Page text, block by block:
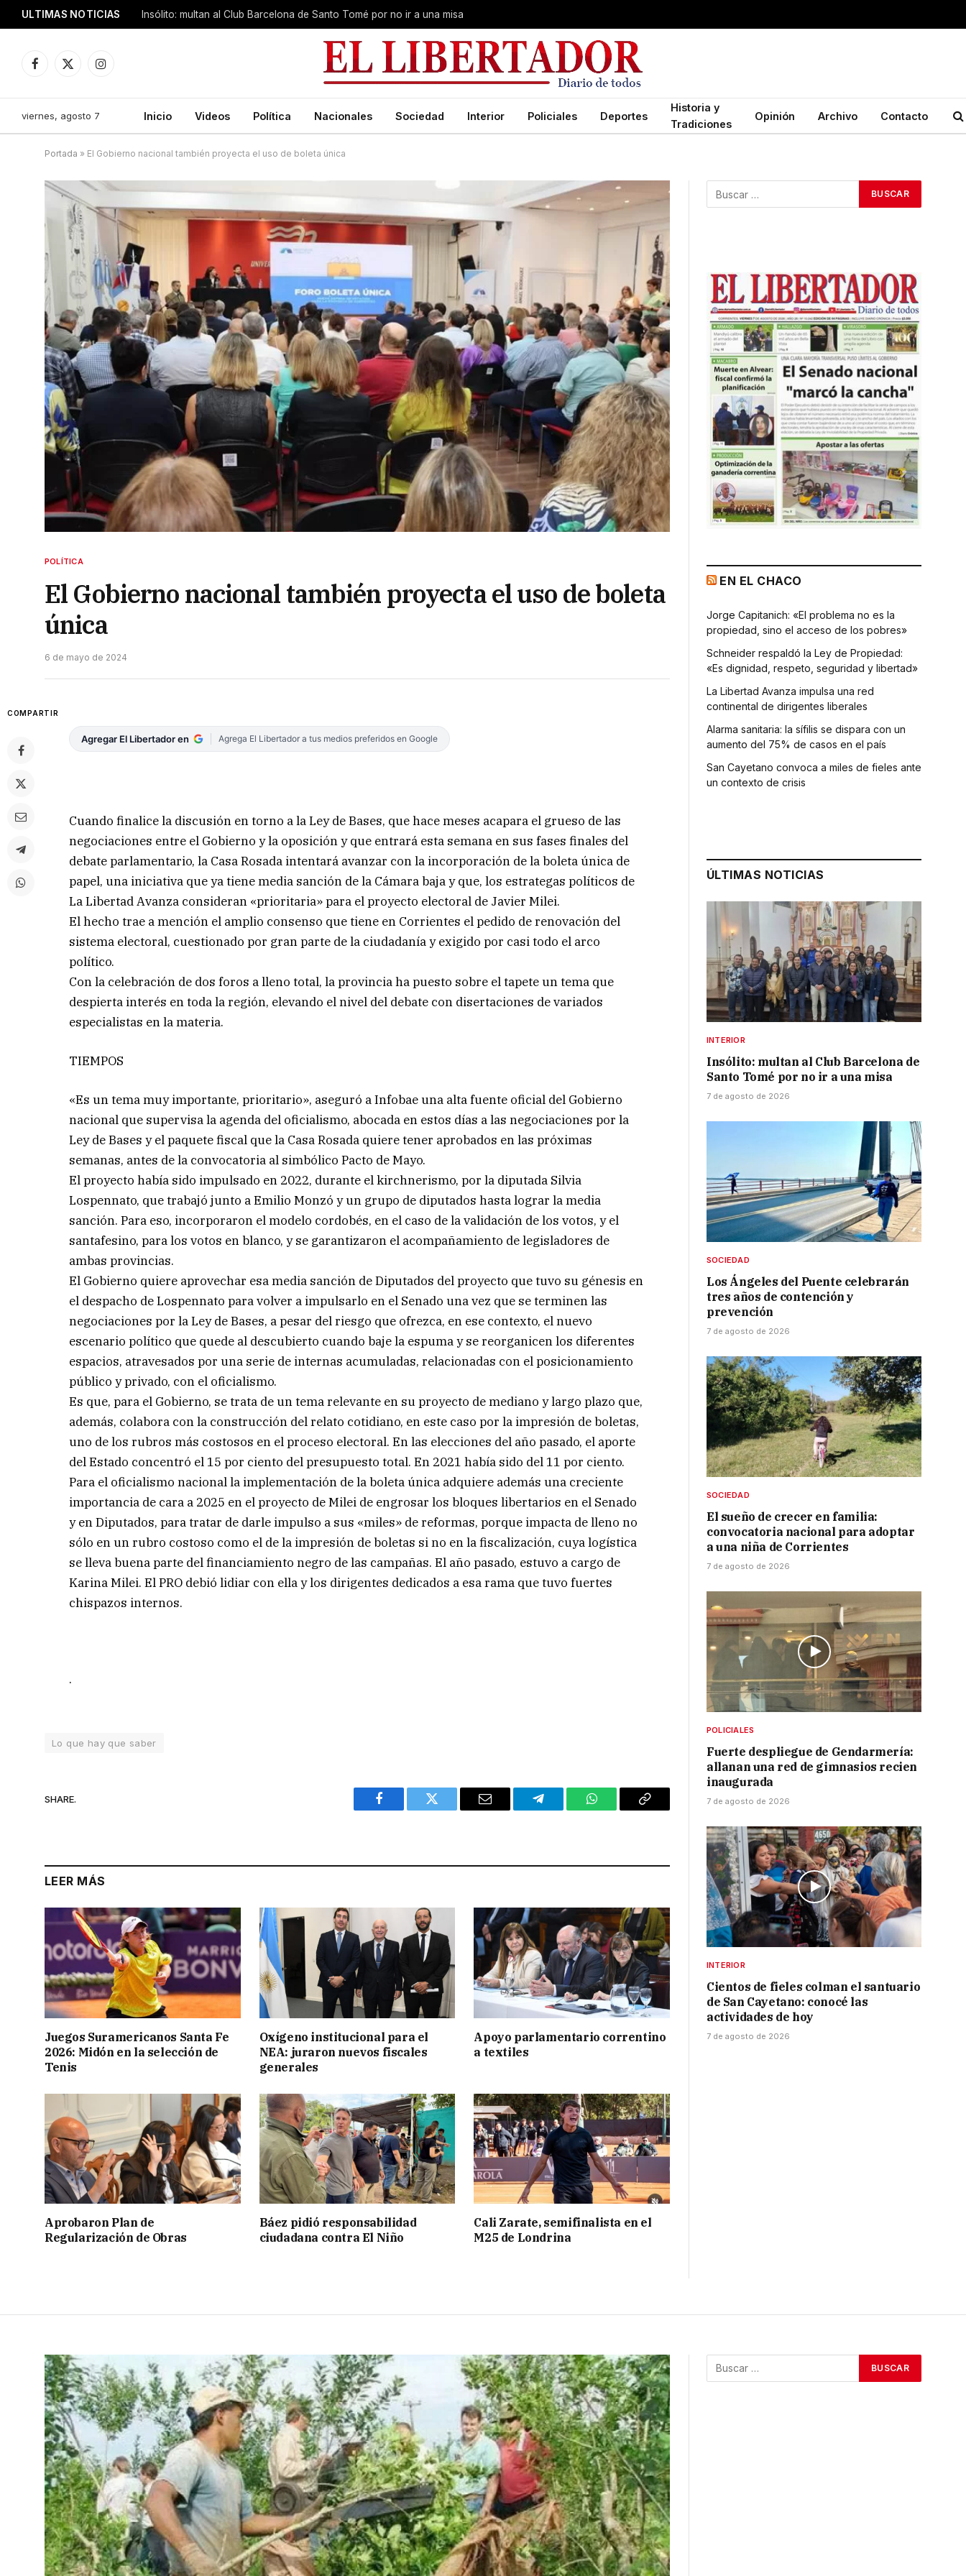
ULTIMAS NOTICIAS Insólito: multan al Club Barcelona de Santo Tomé por no ir a una misa
Facebook
X
Instagram
viernes, agosto 7 Inicio Videos Política Nacionales Sociedad Interior Policiales Deportes
Historia y
Tradiciones
Opinión Archivo Contacto
Portada » El Gobierno nacional también proyecta el uso de boleta única
POLÍTICA
El Gobierno nacional también proyecta el uso de boleta
única
6 de mayo de 2024
COMPARTIR
Agregar El Libertador en Agrega El Libertador a tus medios preferidos en Google
Cuando finalice la discusión en torno a la Ley de Bases, que hace meses acapara el grueso de las
negociaciones entre el Gobierno y la oposición y que entrará esta semana en sus fases finales del
debate parlamentario, la Casa Rosada intentará avanzar con la incorporación de la boleta única de
papel, una iniciativa que ya tiene media sanción de la Cámara baja y que, los estrategas políticos de
La Libertad Avanza consideran «prioritaria» para el proyecto electoral de Javier Milei.
El hecho trae a mención el amplio consenso que tiene en Corrientes el pedido de renovación del
sistema electoral, cuestionado por gran parte de la ciudadanía y exigido por casi todo el arco
político.
Con la celebración de dos foros a lleno total, la provincia ha puesto sobre el tapete un tema que
despierta interés en toda la región, elevando el nivel del debate con disertaciones de variados
especialistas en la materia.
TIEMPOS
«Es un tema muy importante, prioritario», aseguró a Infobae una alta fuente oficial del Gobierno
nacional que supervisa la agenda del oficialismo, abocada en estos días a las negociaciones por la
Ley de Bases y el paquete fiscal que la Casa Rosada quiere tener aprobados en las próximas
semanas, antes de la convocatoria al simbólico Pacto de Mayo.
El proyecto había sido impulsado en 2022, durante el kirchnerismo, por la diputada Silvia
Lospennato, que trabajó junto a Emilio Monzó y un grupo de diputados hasta lograr la media
sanción. Para eso, incorporaron el modelo cordobés, en el caso de la validación de los votos, y el
santafesino, para los votos en blanco, y se garantizaron el acompañamiento de legisladores de
ambas provincias.
El Gobierno quiere aprovechar esa media sanción de Diputados del proyecto que tuvo su génesis en
el despacho de Lospennato para volver a impulsarlo en el Senado una vez que se terminen las
negociaciones por la Ley de Bases, a pesar del riesgo que ofrezca, en ese contexto, el nuevo
escenario político que quede al descubierto cuando baje la espuma y se reorganicen los diferentes
espacios, atravesados por una serie de internas acumuladas, relacionadas con el posicionamiento
público y privado, con el oficialismo.
Es que, para el Gobierno, se trata de un tema relevante en su proyecto de mediano y largo plazo que,
además, colabora con la construcción del relato cotidiano, en este caso por la impresión de boletas,
uno de los rubros más costosos en el proceso electoral. En las elecciones del año pasado, el aporte
del Estado concentró el 15 por ciento del presupuesto total. En 2021 había sido del 11 por ciento.
Para el oficialismo nacional la implementación de la boleta única adquiere además una creciente
importancia de cara a 2025 en el proyecto de Milei de engrosar los bloques libertarios en el Senado
y en Diputados, para tratar de darle impulso a sus «miles» de reformas, porque impacta de lleno no
sólo en un rubro costoso como el de la impresión de boletas si no en la fiscalización, cuya logística
se lleva buena parte del financiamiento negro de las campañas. El año pasado, estuvo a cargo de
Karina Milei. El PRO debió lidiar con ella y los dirigentes dedicados a esa rama que tuvo fuertes
chispazos internos.
.
Lo que hay que saber
SHARE.
Facebook Twitter Email Telegram WhatsAppCopy
LEER MÁS
Juegos Suramericanos Santa Fe
2026: Midón en la selección de
Tenis
Oxígeno institucional para el
NEA: juraron nuevos fiscales
generales
Apoyo parlamentario correntino
a textiles
Aprobaron Plan de
Regularización de Obras
Báez pidió responsabilidad
ciudadana contra El Niño
Cali Zarate, semifinalista en el
M25 de Londrina
EN EL CHACO
Jorge Capitanich: «El problema no es la
propiedad, sino el acceso de los pobres»
Schneider respaldó la Ley de Propiedad:
«Es dignidad, respeto, seguridad y libertad»
La Libertad Avanza impulsa una red
continental de dirigentes liberales
Alarma sanitaria: la sífilis se dispara con un
aumento del 75% de casos en el país
San Cayetano convoca a miles de fieles ante
un contexto de crisis
ÚLTIMAS NOTICIAS
INTERIOR
Insólito: multan al Club Barcelona de
Santo Tomé por no ir a una misa
7 de agosto de 2026
SOCIEDAD
Los Ángeles del Puente celebrarán
tres años de contención y
prevención
7 de agosto de 2026
SOCIEDAD
El sueño de crecer en familia:
convocatoria nacional para adoptar
a una niña de Corrientes
7 de agosto de 2026
POLICIALES
Fuerte despliegue de Gendarmería:
allanan una red de gimnasios recien
inaugurada
7 de agosto de 2026
INTERIOR
Cientos de fieles colman el santuario
de San Cayetano: conocé las
actividades de hoy
7 de agosto de 2026